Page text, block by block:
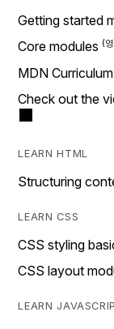
Getting started
Core modules
MDN Curriculum
Check out the
LEARN HTML
Structuring
LEARN CSS
CSS styling
CSS layout
LEARN